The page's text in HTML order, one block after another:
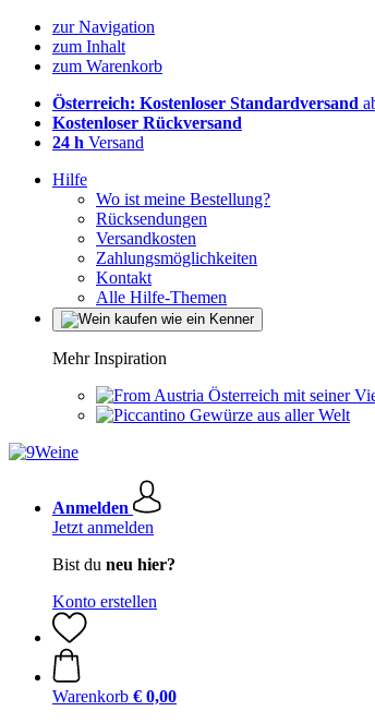
zur Navigation
zum Inhalt
zum Warenkorb
Österreich: Kostenloser Standardversand
Kostenloser Rückversand
24 h Versand
Hilfe
Wo ist meine Bestellung?
Rücksendungen
Versandkosten
Zahlungsmöglichkeiten
Kontakt
Alle Hilfe-Themen
Mehr Inspiration
Österreich mit seiner
Gewürze aus aller Welt
Anmelden
Jetzt anmelden
Bist du neu hier?
Konto erstellen
Warenkorb € 0,00